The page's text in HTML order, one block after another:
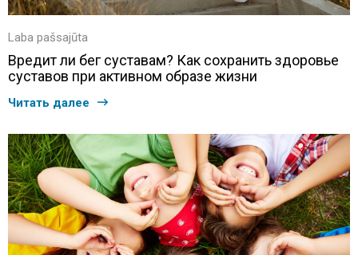
Laba pašsajūta
Вредит ли бег суставам? Как сохранить здоровье
суставов при активном образе жизни
Читать далее